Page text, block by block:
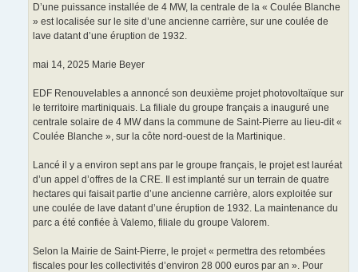
D’une puissance installée de 4 MW, la centrale de la « Coulée Blanche
» est localisée sur le site d’une ancienne carrière, sur une coulée de
lave datant d’une éruption de 1932.
mai 14, 2025 Marie Beyer
EDF Renouvelables a annoncé son deuxième projet photovoltaïque sur
le territoire martiniquais. La filiale du groupe français a inauguré une
centrale solaire de 4 MW dans la commune de Saint-Pierre au lieu-dit «
Coulée Blanche », sur la côte nord-ouest de la Martinique.
Lancé il y a environ sept ans par le groupe français, le projet est lauréat
d’un appel d’offres de la CRE. Il est implanté sur un terrain de quatre
hectares qui faisait partie d’une ancienne carrière, alors exploitée sur
une coulée de lave datant d’une éruption de 1932. La maintenance du
parc a été confiée à Valemo, filiale du groupe Valorem.
Selon la Mairie de Saint-Pierre, le projet « permettra des retombées
fiscales pour les collectivités d’environ 28 000 euros par an ». Pour